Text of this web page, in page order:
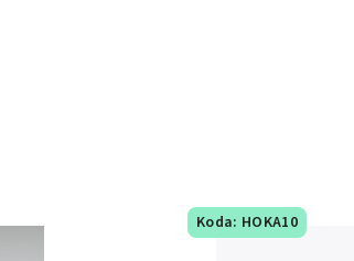
Koda: HOKA10